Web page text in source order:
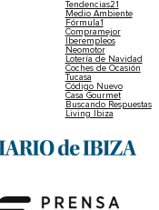
Tendencias21
Medio Ambiente
Fórmula1
Compramejor
Iberempleos
Neomotor
Lotería de Navidad
Coches de Ocasión
Tucasa
Código Nuevo
Casa Gourmet
Buscando Respuestas
Living Ibiza